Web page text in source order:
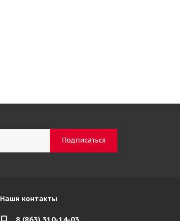
Наши контакты